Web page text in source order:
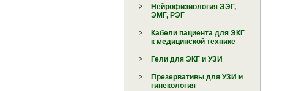
Нейрофизиология ЭЭГ,
ЭМГ, РЭГ
Кабели пациента для ЭКГ
к медицинской технике
Гели для ЭКГ и УЗИ
Презервативы для УЗИ и
гинекология